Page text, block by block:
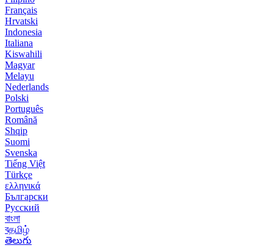
Français
Hrvatski
Indonesia
Italiana
Kiswahili
Magyar
Melayu
Nederlands
Polski
Português
Română
Shqip
Suomi
Svenska
Tiếng Việt
Türkçe
ελληνικά
Български
Русский
বাংলা
বதமிழ்
తెలుగు